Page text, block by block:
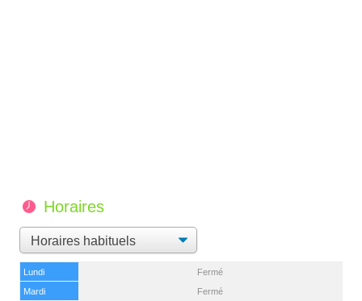
Horaires
Lundi
Fermé
Mardi
Fermé